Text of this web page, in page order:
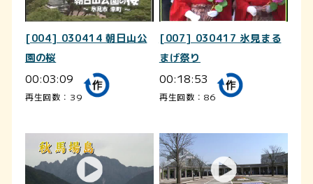
[004] 030414 朝日山公
園の桜
00:03:09
再生回数：39
[007] 030417 氷見まる
まげ祭り
00:18:53
再生回数：86